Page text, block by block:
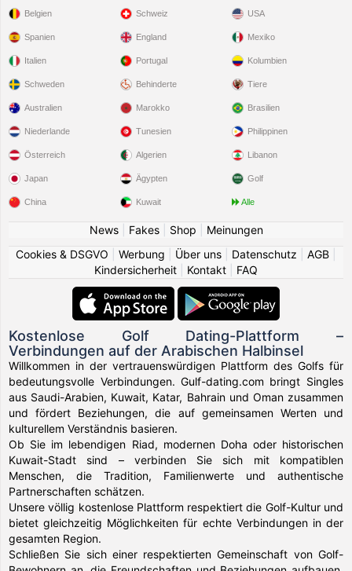
Belgien
Spanien
Italien
Schweden
Schweiz
England
Portugal
Behinderte
USA
Mexiko
Kolumbien
Tiere
Australien
Niederlande
Österreich
Japan
China
Marokko
Tunesien
Algerien
Ägypten
Kuwait
Brasilien
Philippinen
Libanon
Golf
Alle
News| Fakes| Shop
Meinungen
Cookies & DSGVO
Werbung Über uns Datenschutz AGB
Kindersicherheit
Kontakt FAQ
Kostenlose Golf Dating-Plattform –
Verbindungen auf der Arabischen Halbinsel
Willkommen in der vertrauenswürdigen Plattform des Golfs für
bedeutungsvolle Verbindungen. Gulf-dating.com bringt Singles
aus Saudi-Arabien, Kuwait, Katar, Bahrain und Oman zusammen
und fördert Beziehungen, die auf gemeinsamen Werten und
kulturellem Verständnis basieren.
Ob Sie im lebendigen Riad, modernen Doha oder historischen
Kuwait-Stadt sind – verbinden Sie sich mit kompatiblen
Menschen, die Tradition, Familienwerte und authentische
Partnerschaften schätzen.
Unsere völlig kostenlose Plattform respektiert die Golf-Kultur und
bietet gleichzeitig Möglichkeiten für echte Verbindungen in der
gesamten Region.
Schließen Sie sich einer respektierten Gemeinschaft von Golf-